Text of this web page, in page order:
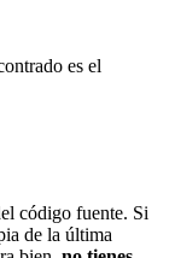
es el
código fuente. Si
de la última